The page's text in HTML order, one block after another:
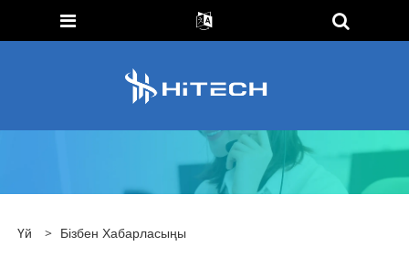
Үй > Бізбен Хабарласыңы